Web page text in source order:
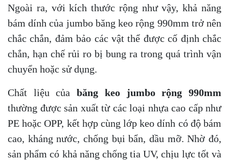
Ngoài ra, với kích thước rộng như vậy, khả năng
bám dính của jumbo băng keo rộng 990mm trở nên
chắc chắn, đảm bảo các vật thể được cố định chắc
chắn, hạn chế rủi ro bị bung ra trong quá trình vận
chuyển hoặc sử dụng.
Chất liệu củabăng keo jumbo rộng 990mm
thường được sản xuất từ các loại nhựa cao cấp như
PE hoặc OPP, kết hợp cùng lớp keo dính có độ bám
cao, kháng nước, chống bụi bẩn, dầu mỡ. Nhờ đó,
sản phẩm có khả năng chống tia UV, chịu lực tốt và